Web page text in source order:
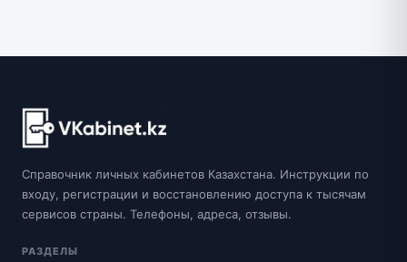
Справочник личных кабинетов Казахстана. Инструкции по
входу, регистрации и восстановлению доступа к тысячам
сервисов страны. Телефоны, адреса, отзывы.
РАЗДЕЛЫ